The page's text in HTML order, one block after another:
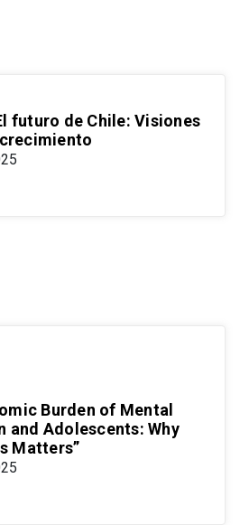
futuro de Chile: Visiones
Burden of Mental
and Adolescents: Why
Matters”